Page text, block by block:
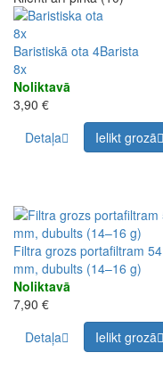
8x
Baristiskā ota 4Barista
8x
Noliktavā
3,90 €
Detaļa
Ielikt grozā
Filtra grozs portafiltram 54
mm, dubults (14–16 g)
Noliktavā
7,90 €
Detaļa
Ielikt grozā